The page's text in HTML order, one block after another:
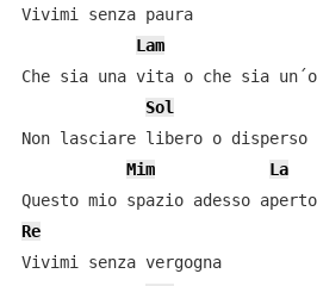
Vivimi senza paura
Lam
Che sia una vita o che sia
Sol
Non lasciare libero o disperso
Mim
La
Re
Vivimi senza vergogna